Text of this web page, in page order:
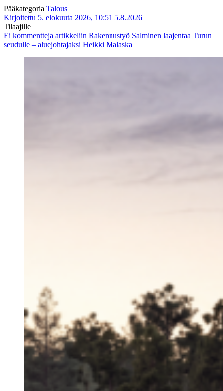
Pääkategoria Talous
Kirjoitettu 5. elokuuta 2026, 10:51 5.8.2026
Tilaajille
Ei kommentteja artikkeliin Rakennustyö Salminen laajentaa Turun
seudulle – aluejohtajaksi Heikki Malaska